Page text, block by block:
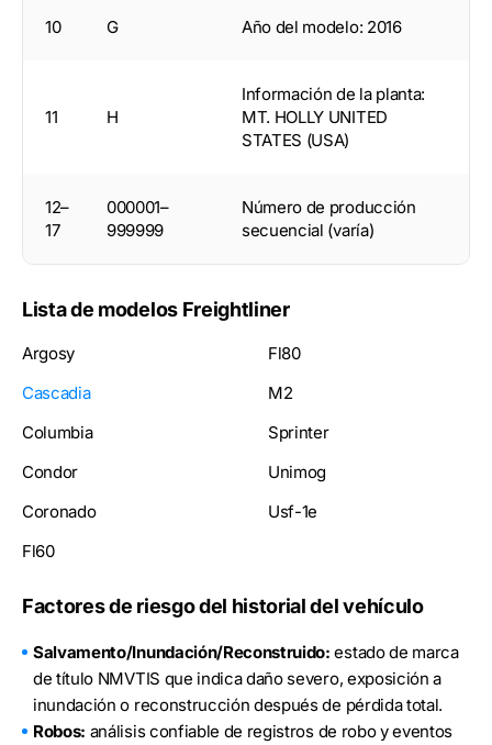
10 G Año del modelo: 2016
11 H
Información de la planta:
MT. HOLLY UNITED
STATES (USA)
12–
17
000001–
999999
Número de producción
secuencial (varía)
Lista de modelos Freightliner
Argosy
Cascadia
Columbia
Condor
Coronado
Fl60
Fl80
M2
Sprinter
Unimog
Usf-1e
Factores de riesgo del historial del vehículo
Salvamento/Inundación/Reconstruido: estado de marca
de título NMVTIS que indica daño severo, exposición a
inundación o reconstrucción después de pérdida total.
Robos: análisis confiable de registros de robo y eventos